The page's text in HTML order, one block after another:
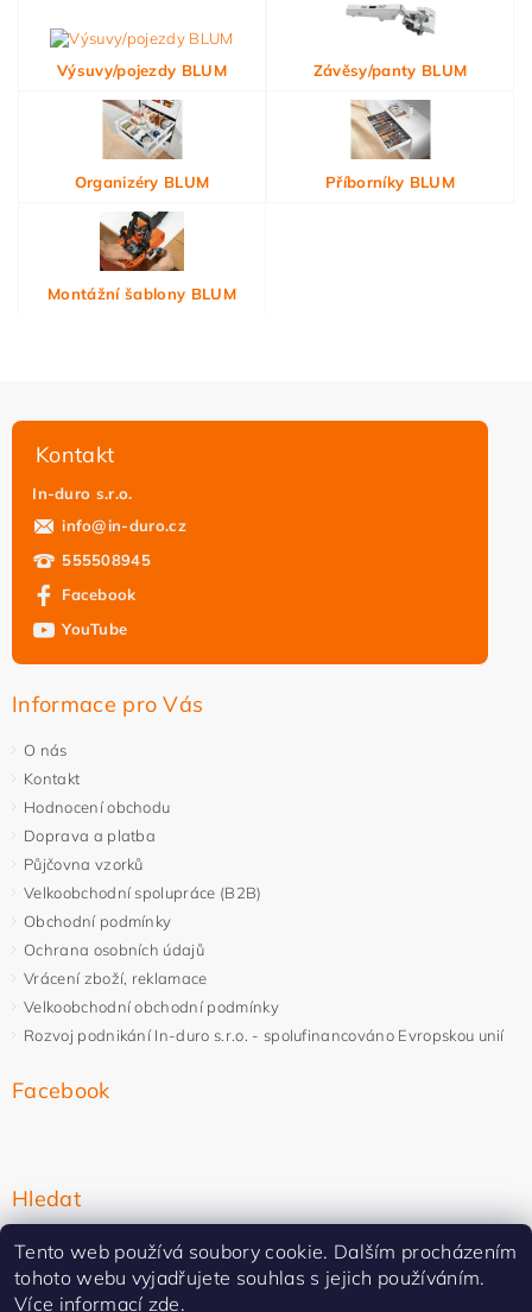
Výsuvy/pojezdy BLUM Závěsy/panty BLUM
Organizéry BLUM Příborníky BLUM
Montážní šablony BLUM
Kontakt
In-duro s.r.o.
info@in-duro.cz
555508945
Facebook
YouTube
Informace pro Vás
O nás
Kontakt
Hodnocení obchodu
Doprava a platba
Půjčovna vzorků
Velkoobchodní spolupráce (B2B)
Obchodní podmínky
Ochrana osobních údajů
Vrácení zboží, reklamace
Velkoobchodní obchodní podmínky
Rozvoj podnikání In-duro s.r.o. - spolufinancováno Evropskou unií
Facebook
Hledat
Tento web používá soubory cookie. Dalším procházením
tohoto webu vyjadřujete souhlas s jejich používáním.
Více informací zde.